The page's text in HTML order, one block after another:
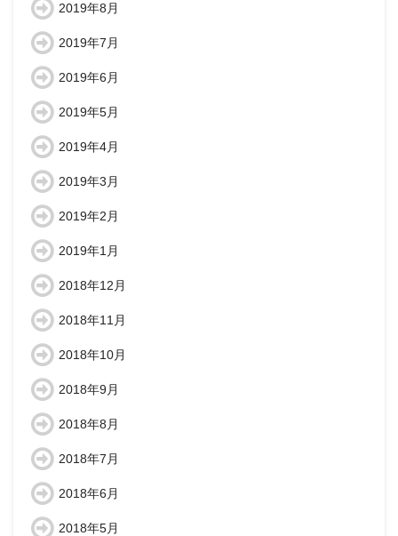
2019年8月
2019年7月
2019年6月
2019年5月
2019年4月
2019年3月
2019年2月
2019年1月
2018年12月
2018年11月
2018年10月
2018年9月
2018年8月
2018年7月
2018年6月
2018年5月